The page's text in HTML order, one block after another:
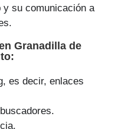
y su comunicación a
Granadilla de
:
es decir, enlaces